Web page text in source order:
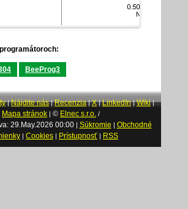
BeeProg3
|Nájdite nás|Recenzia|X|LinkedIn|Wiki|
Mapa stránok | © Elnec s.r.o. /
29.May.2026 00:00| Súkromie | Obchodné
| Cookies | Prístupnosť | RSS